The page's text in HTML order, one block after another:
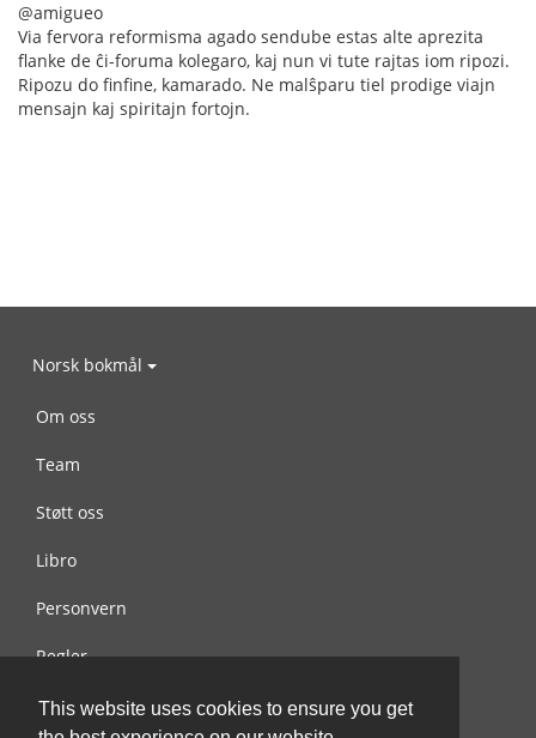
This website uses cookies to ensure you get
@amigueo
Via fervora reformisma agado sendube estas alte aprezita
flanke de ĉi-foruma kolegaro, kaj nun vi tute rajtas iom ripozi.
Ripozu do finfine, kamarado. Ne malŝparu tiel prodige viajn
mensajn kaj spiritajn fortojn.
Norsk bokmål
Om oss
Team
Støtt oss
Libro
Personvern
Regler
Kontakt oss